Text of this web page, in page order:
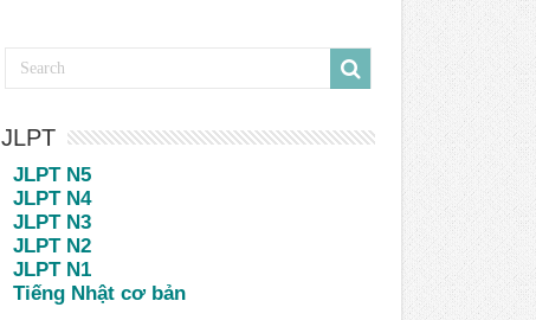
JLPT
JLPT N5
JLPT N4
JLPT N3
JLPT N2
JLPT N1
Tiếng Nhật cơ bản